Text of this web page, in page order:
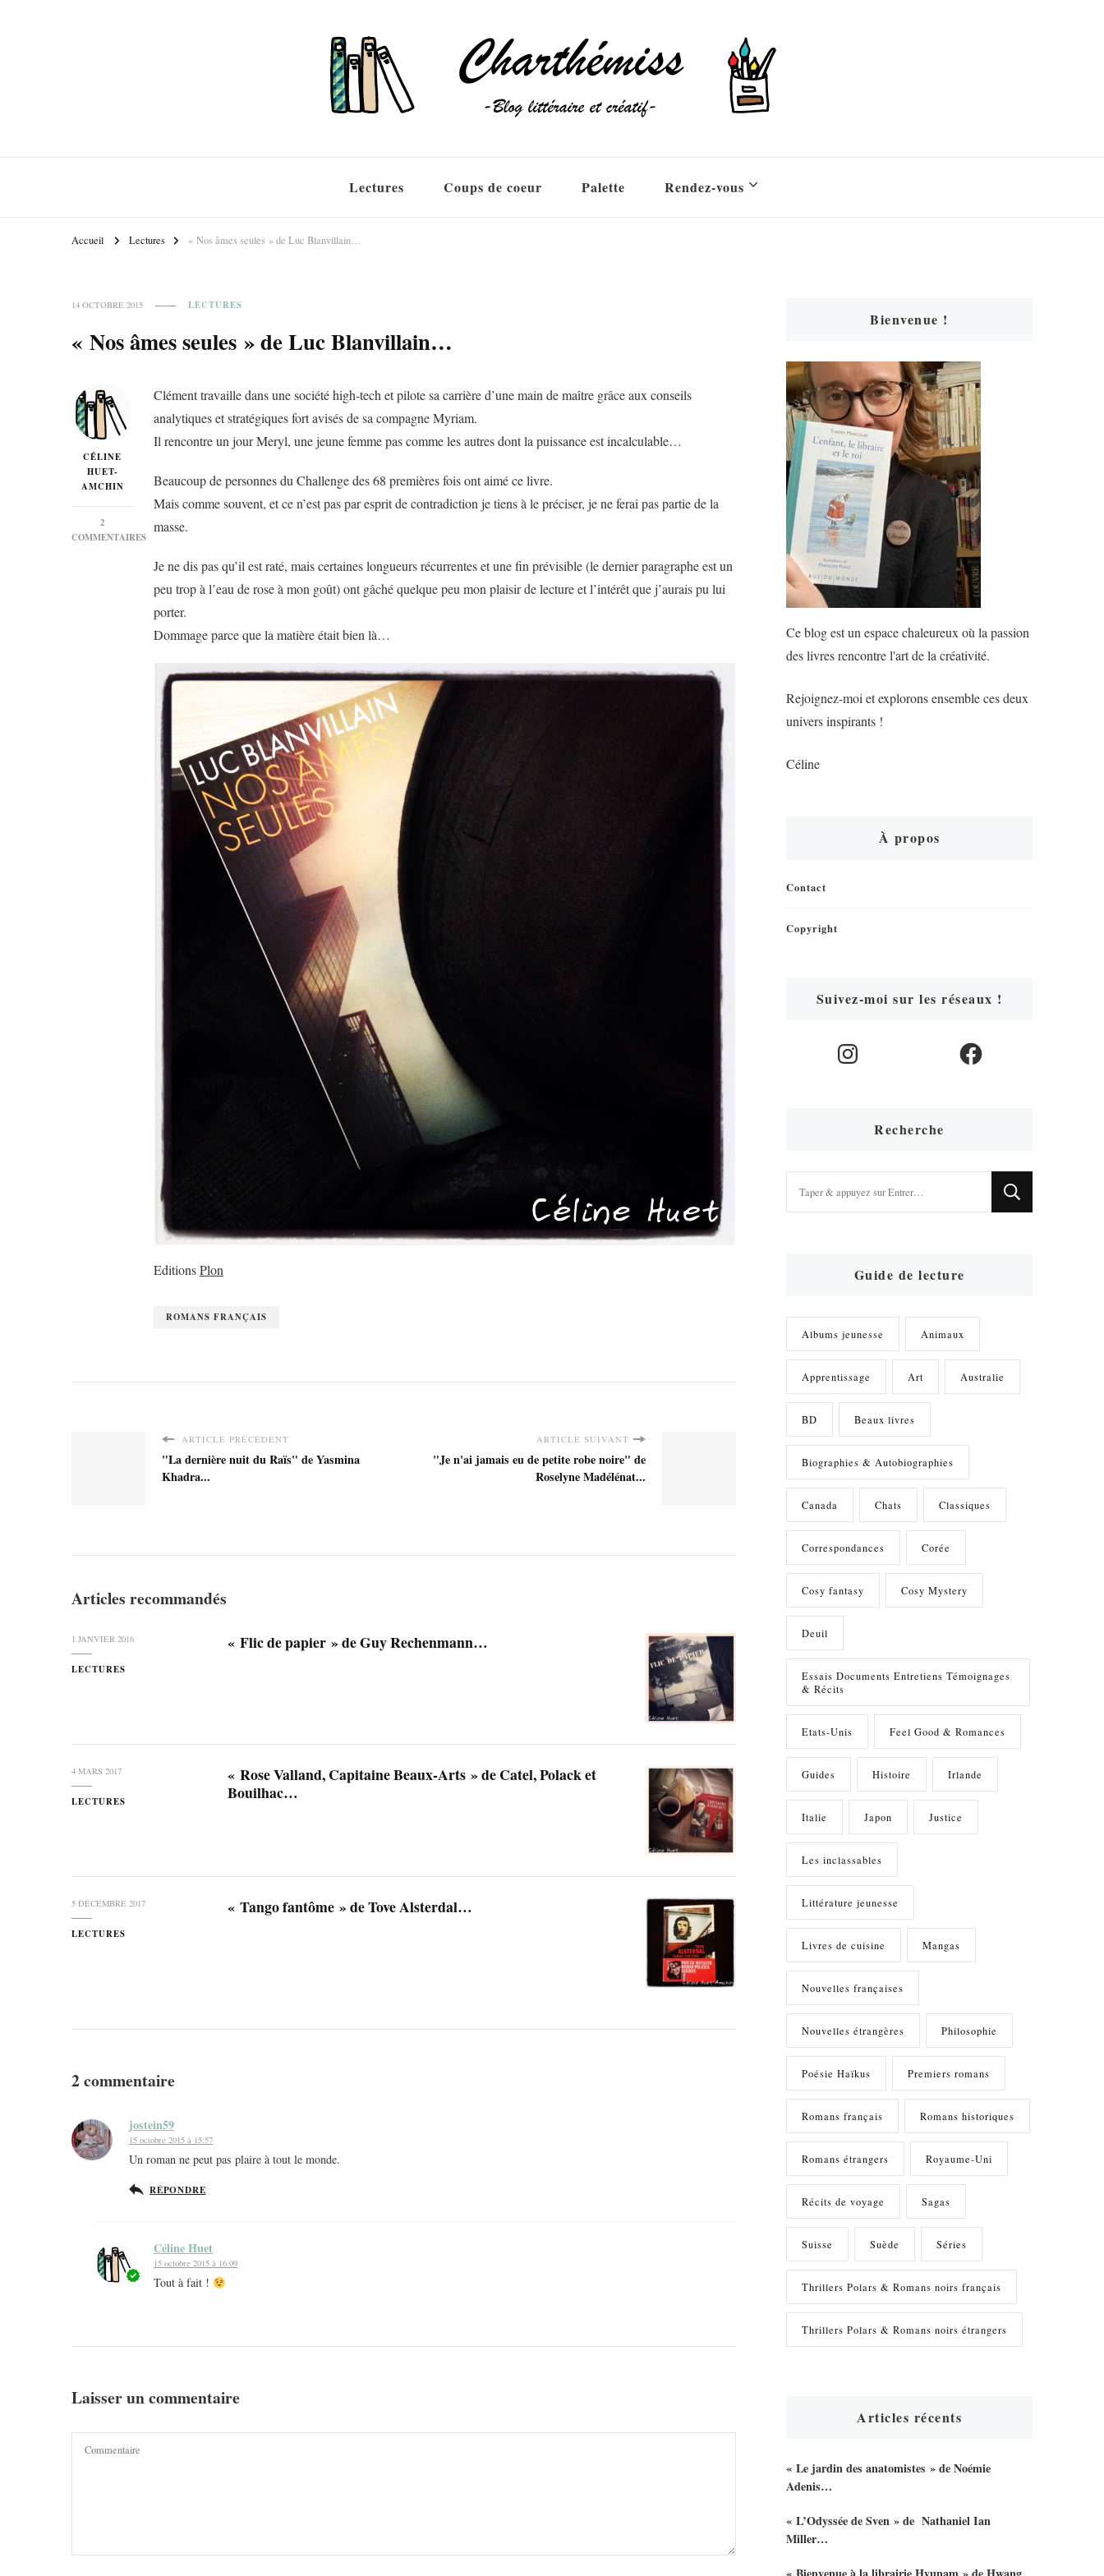
Lectures Coups de coeur Palette Rendez-vous
Accueil Lectures « Nos âmes seules » de Luc Blanvillain…
14 OCTOBRE 2015 LECTURES
« Nos âmes seules » de Luc Blanvillain…
CÉLINE
HUET-
AMCHIN
2
COMMENTAIRES
BLANVILLAIN…
Clément travaille dans une société high-tech et pilote sa carrière d’une main de maître grâce aux conseils
analytiques et stratégiques fort avisés de sa compagne Myriam.
Il rencontre un jour Meryl, une jeune femme pas comme les autres dont la puissance est incalculable…
Beaucoup de personnes du Challenge des 68 premières fois ont aimé ce livre.
Mais comme souvent, et ce n’est pas par esprit de contradiction je tiens à le préciser, je ne ferai pas partie de la
masse.
Je ne dis pas qu’il est raté, mais certaines longueurs récurrentes et une fin prévisible (le dernier paragraphe est un
peu trop à l’eau de rose à mon goût) ont gâché quelque peu mon plaisir de lecture et l’intérêt que j’aurais pu lui
porter.
Dommage parce que la matière était bien là…
EditionsPlon
ROMANS FRANÇAIS
ARTICLE PRÉCÉDENT
"La dernière nuit du Raïs" de Yasmina
Khadra...
ARTICLE SUIVANT
"Je n'ai jamais eu de petite robe noire" de
Roselyne Madélénat...
Articles recommandés
1 JANVIER 2016
LECTURES
« Flic de papier » de Guy Rechenmann…
4 MARS 2017
LECTURES
« Rose Valland, Capitaine Beaux-Arts » de Catel, Polack et
Bouilhac…
5 DÉCEMBRE 2017
LECTURES
« Tango fantôme » de Tove Alsterdal…
2 commentaire
jostein59
15 octobre 2015 à 15:57
Un roman ne peut pas plaire à tout le monde.
RÉPONDRE
Céline Huet
15 octobre 2015 à 16:09
Tout à fait !
Laisser un commentaire
Bienvenue !
Ce blog est un espace chaleureux où la passion
des livres rencontre l'art de la créativité.
Rejoignez-moi et explorons ensemble ces deux
univers inspirants !
Céline
À propos
Contact
Copyright
Suivez-moi sur les réseaux !
Instagram Facebook
Recherche
Guide de lecture
Albums jeunesse Animaux
Apprentissage Art Australie
BD Beaux livres
Biographies & Autobiographies
Canada Chats Classiques
Correspondances Corée
Cosy fantasy Cosy Mystery
Deuil
Essais Documents Entretiens Témoignages
& Récits
Etats-Unis Feel Good & Romances
Guides Histoire Irlande
Italie Japon Justice
Les inclassables
Littérature jeunesse
Livres de cuisine Mangas
Nouvelles françaises
Nouvelles étrangères Philosophie
Poésie Haïkus Premiers romans
Romans français Romans historiques
Romans étrangers Royaume-Uni
Récits de voyage Sagas
Suisse Suède Séries
Thrillers Polars & Romans noirs français
Thrillers Polars & Romans noirs étrangers
Articles récents
« Le jardin des anatomistes » de Noémie
Adenis…
« L’Odyssée de Sven » de Nathaniel Ian
Miller…